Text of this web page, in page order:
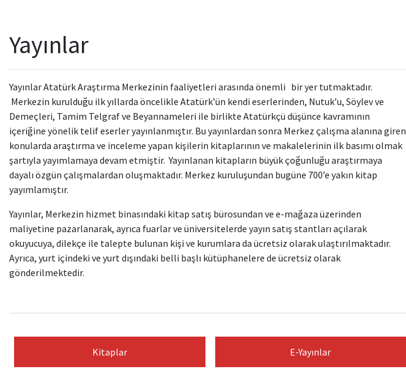
Yayınlar
Yayınlar Atatürk Araştırma Merkezinin faaliyetleri arasında önemli bir yer tutmaktadır.
Merkezin kurulduğu ilk yıllarda öncelikle Atatürk’ün kendi eserlerinden, Nutuk’u, Söylev ve
Demeçleri, Tamim Telgraf ve Beyannameleri ile birlikte Atatürkçü düşünce kavramının
içeriğine yönelik telif eserler yayınlanmıştır. Bu yayınlardan sonra Merkez çalışma alanına giren
konularda araştırma ve inceleme yapan kişilerin kitaplarının ve makalelerinin ilk basımı olmak
şartıyla yayımlamaya devam etmiştir. Yayınlanan kitapların büyük çoğunluğu araştırmaya
dayalı özgün çalışmalardan oluşmaktadır. Merkez kuruluşundan bugüne 700’e yakın kitap
yayımlamıştır.
Yayınlar, Merkezin hizmet binasındaki kitap satış bürosundan ve e-mağaza üzerinden
maliyetine pazarlanarak, ayrıca fuarlar ve üniversitelerde yayın satış stantları açılarak
okuyucuya, dilekçe ile talepte bulunan kişi ve kurumlara da ücretsiz olarak ulaştırılmaktadır.
Ayrıca, yurt içindeki ve yurt dışındaki belli başlı kütüphanelere de ücretsiz olarak
gönderilmektedir.
Kitaplar E-Yayınlar